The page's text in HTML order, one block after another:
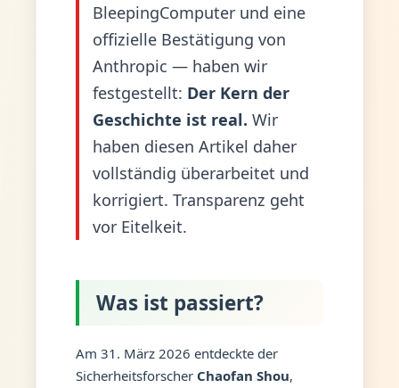
BleepingComputer und eine
offizielle Bestätigung von
Anthropic — haben wir
festgestellt: Der Kern der
Geschichte ist real. Wir
haben diesen Artikel daher
vollständig überarbeitet und
korrigiert. Transparenz geht
vor Eitelkeit.
Was ist passiert?
Am 31. März 2026 entdeckte der
Sicherheitsforscher Chaofan Shou,